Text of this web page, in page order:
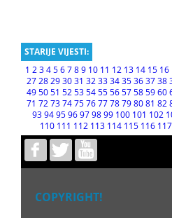
STARIJE VIJESTI:
1 23456789 10 11 12 13 14 15 16
27 28 29 30 31 32 33 34 35 36 37 38
49 50 51 52 53 54 55 56 57 58 59 60
71 72 73 74 75 76 77 78 79 80 81 82
93949596979899 100 101 102
110 111 112 113 114 115 116 117
COPYRIGHT!